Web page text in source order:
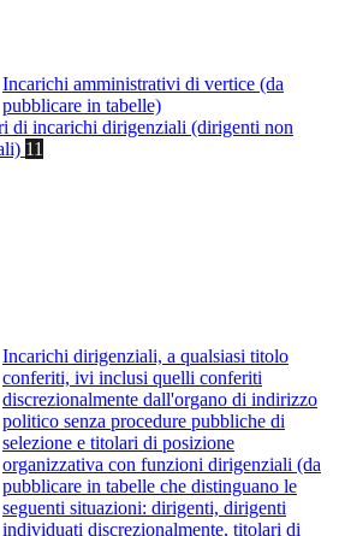
Incarichi amministrativi di vertice (da
pubblicare in tabelle)
di incarichi dirigenziali (dirigenti non
11
Incarichi dirigenziali, a qualsiasi titolo
conferiti, ivi inclusi quelli conferiti
discrezionalmente dall'organo di indirizzo
politico senza procedure pubbliche di
selezione e titolari di posizione
organizzativa con funzioni dirigenziali (da
pubblicare in tabelle che distinguano le
seguenti situazioni: dirigenti, dirigenti
individuati discrezionalmente, titolari di